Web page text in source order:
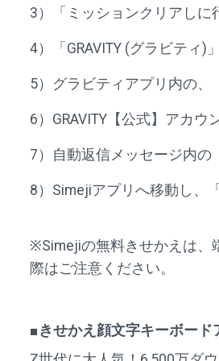
3）「ミッションクリアしに
4）「GRAVITY (グラビティ
5）グラビティアプリ内の
6）GRAVITY【公式】アカ
7）自動返信メッセージ内
8）Simejiアプリへ移動し、
※Simejiの無料きせかえは、
際はご注意ください。
■きせかえ顔文字キーボー